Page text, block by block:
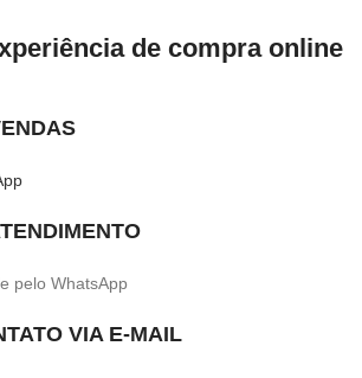
de compra online
pelo WhatsApp
VIA E-MAIL